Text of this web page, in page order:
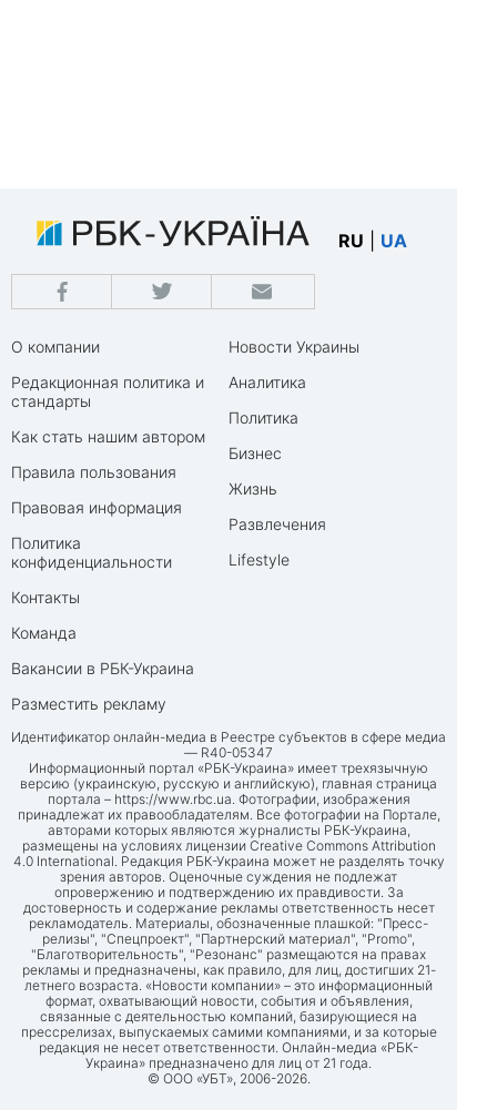
RU UA
О компании
Редакционная политика и
стандарты
Как стать нашим автором
Правила пользования
Правовая информация
Политика
конфиденциальности
Контакты
Команда
Вакансии в РБК-Украина
Разместить рекламу
Новости Украины
Аналитика
Политика
Бизнес
Жизнь
Развлечения
Lifestyle
Идентификатор онлайн-медиа в Реестре субъектов в сфере медиа
— R40-05347
Информационный портал «РБК-Украина» имеет трехязычную
версию (украинскую, русскую и английскую), главная страница
портала – https://www.rbc.ua. Фотографии, изображения
принадлежат их правообладателям. Все фотографии на Портале,
авторами которых являются журналисты РБК-Украина,
размещены на условиях лицензии Creative Commons Attribution
4.0 International. Редакция РБК-Украина может не разделять точку
зрения авторов. Оценочные суждения не подлежат
опровержению и подтверждению их правдивости. За
достоверность и содержание рекламы ответственность несет
рекламодатель. Материалы, обозначенные плашкой: "Пресс-
релизы", "Спецпроект", "Партнерский материал", "Promo",
"Благотворительность", "Резонанс" размещаются на правах
рекламы и предназначены, как правило, для лиц, достигших 21-
летнего возраста. «Новости компании» – это информационный
формат, охватывающий новости, события и объявления,
связанные с деятельностью компаний, базирующиеся на
прессрелизах, выпускаемых самими компаниями, и за которые
редакция не несет ответственности. Онлайн-медиа «РБК-
Украина» предназначено для лиц от 21 года.
© ООО «УБТ», 2006-2026.